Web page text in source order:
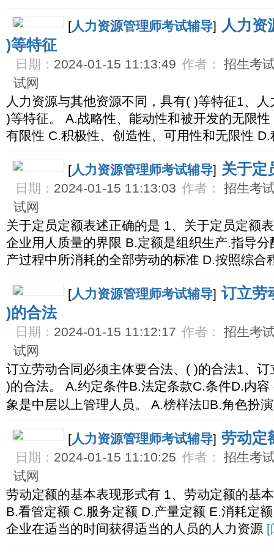
[人力资源管理师考试辅导] 人力资
)等特征
日期： 2024-01-15 11:13:49 作者：
招生考
试网
人力资源与其他资源不同，具有( )等特征1、
)等特征。 A.战略性、能动性和被开发的无限
有限性 C.积极性、创造性、可用性和无限性
[人力资源管理师考试辅导] 关于定
日期： 2024-01-15 11:13:03 作者：
招生考
试网
关于定员定额表述正确的是 1、关于定员定额
企业用人质量的界限 B.定额是组织生产.指导
产过程中所消耗的全部劳动的标准 D.按照综合
[人力资源管理师考试辅导] 订立劳
)的合法
日期： 2024-01-15 11:12:17 作者：
招生考
试网
订立劳动合同必须主体要合法、( )的合法1、
)的合法。 A.约定条件B.法定条款C.条件D.内
象是中层以上管理人员。 A.榜样法B.角色扮
[人力资源管理师考试辅导] 劳动定
日期： 2024-01-15 11:10:25 作者：
招生考
试网
劳动定额的基本表现形式有 1、劳动定额的基
B.看管定额 C.服务定额 D.产量定额 E.消耗定
企业在适当的时间获得适当的人员的人力资源 [